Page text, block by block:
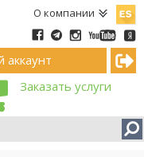
О компании
аккаунт
Заказать услуги